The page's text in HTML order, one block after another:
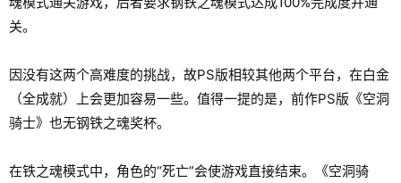
关。
因没有这两个高难度的挑战，故PS版相较其他两个平台，在白金
（全成就）上会更加容易一些。值得一提的是，前作PS版《空洞
骑士》也无钢铁之魂奖杯。
在铁之魂模式中，角色的“死亡”会使游戏直接结束。《空洞骑